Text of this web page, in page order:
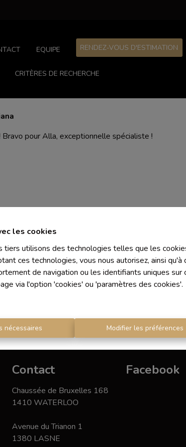
les cookies
utilisons des technologies telles que les
ces technologies, vous nous autorisez, ainsi qu'à
de navigation ou les identifiants uniques sur
via l'option 'cookies' ou 'paramètres des cookies'.
nécessaires Modifier les préférences
EQUIPE RENDEZ-VOUS D'ESTIMATION
CRITÈRES DE RECHERCHE
pour Alla, exceptionnelle spécialiste !
Contact
Chaussée de Bruxelles 168
1410 WATERLOO
Avenue du Trianon 1
1380 LASNE
Facebook